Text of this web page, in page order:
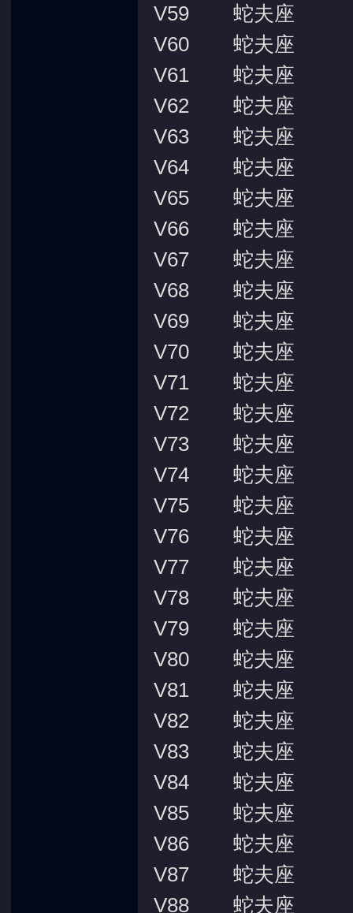
V59 蛇夫座
V60 蛇夫座
V61 蛇夫座
V62 蛇夫座
V63 蛇夫座
V64 蛇夫座
V65 蛇夫座
V66 蛇夫座
V67 蛇夫座
V68 蛇夫座
V69 蛇夫座
V70 蛇夫座
V71 蛇夫座
V72 蛇夫座
V73 蛇夫座
V74 蛇夫座
V75 蛇夫座
V76 蛇夫座
V77 蛇夫座
V78 蛇夫座
V79 蛇夫座
V80 蛇夫座
V81 蛇夫座
V82 蛇夫座
V83 蛇夫座
V84 蛇夫座
V85 蛇夫座
V86 蛇夫座
V87 蛇夫座
V88 蛇夫座